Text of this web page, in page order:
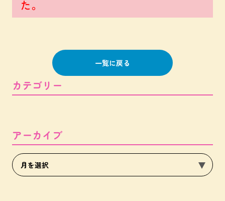
た。
一覧に戻る
カテゴリー
アーカイブ